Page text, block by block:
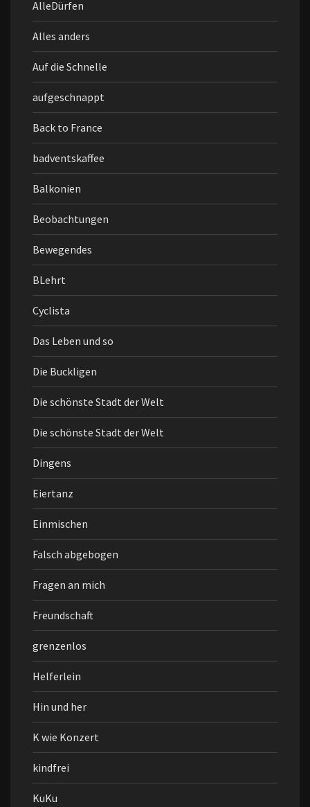
AlleDürfen
Alles anders
Auf die Schnelle
aufgeschnappt
Back to France
badventskaffee
Balkonien
Beobachtungen
Bewegendes
BLehrt
Cyclista
Das Leben und so
Die Buckligen
Die schönste Stadt der Welt
Die schönste Stadt der Welt
Dingens
Eiertanz
Einmischen
Falsch abgebogen
Fragen an mich
Freundschaft
grenzenlos
Helferlein
Hin und her
K wie Konzert
kindfrei
KuKu